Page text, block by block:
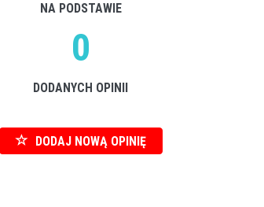
NA PODSTAWIE
0
DODANYCH OPINII
DODAJ NOWĄ OPINIĘ